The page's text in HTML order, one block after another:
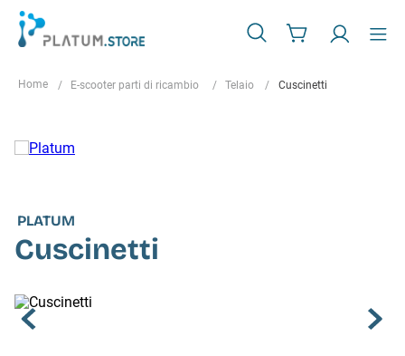
E-scooter parti di ricambio Telaio Cuscinetti
PLATUM
Cuscinetti